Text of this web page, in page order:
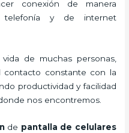
conexión de manera
telefonía y de internet
de muchas personas,
contacto constante con la
productividad y facilidad
nos encontremos.
de pantalla de celulares